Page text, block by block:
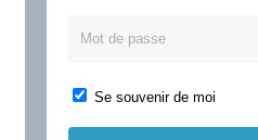
Se souvenir de moi